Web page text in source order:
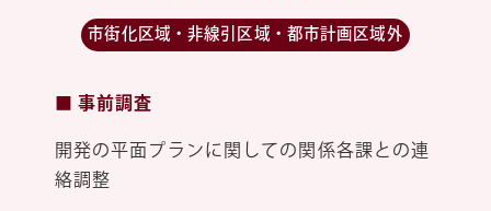
市街化区域・非線引区域・都市計画区域外
■ 事前調査
開発の平面プランに関しての関係各課との連
絡調整